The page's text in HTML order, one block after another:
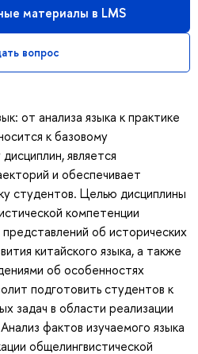
материалы в LMS
вопрос
от анализа языка к практике
к базовому
является
и обеспечивает
студентов. Целью дисциплины
компетенции
об исторических
китайского языка, а также
об особенностях
подготовить студентов к
задач в области реализации
фактов изучаемого языка
общелингвистической